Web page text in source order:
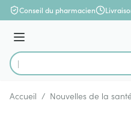
Aller au contenu
Conseil du pharmacien
Menu
Rechercher
Accueil / Nouvelles de la